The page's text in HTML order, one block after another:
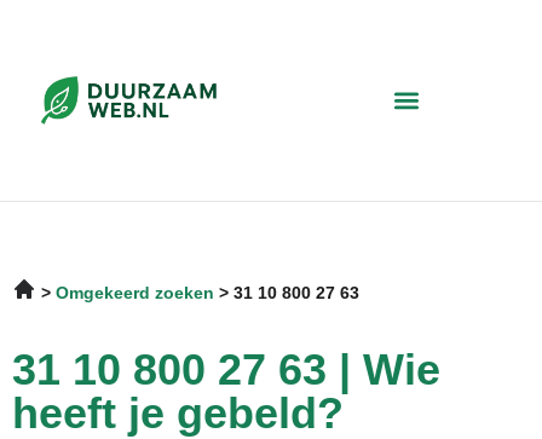
Omgekeerd zoeken 31 10 800 27 63
31 10 800 27 63 | Wie
heeft je gebeld?